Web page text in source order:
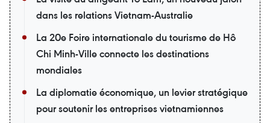
dans les relations Vietnam-Australie
La 20e Foire internationale du tourisme de Hô
Chi Minh-Ville connecte les destinations
mondiales
La diplomatie économique, un levier stratégique
pour soutenir les entreprises vietnamiennes